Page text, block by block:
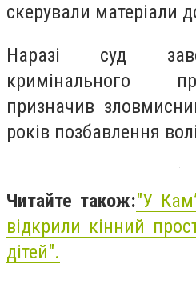
скерували матеріали
Наразі суд
кримінального
призначив
років позбавлення
Читайте також:"У
відкрили кінний
дітей".